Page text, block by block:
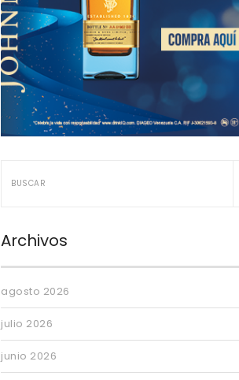
Archivos
agosto 2026
julio 2026
junio 2026